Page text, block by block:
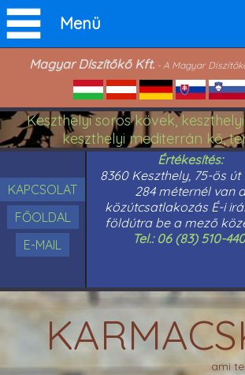
Magyar Díszítőkő Kft.- A Magyar
Keszthelyi soros kövek,
keszthelyi mediterrán kő,
KAPCSOLAT
FŐOLDAL
E-MAIL
Értékesítés:
8360 Keszthely, 75-ös út
284 méternél van a
közútcsatlakozás É-i
földútra be a mező
Tel.: 06 (83) 510-
ami
Menü